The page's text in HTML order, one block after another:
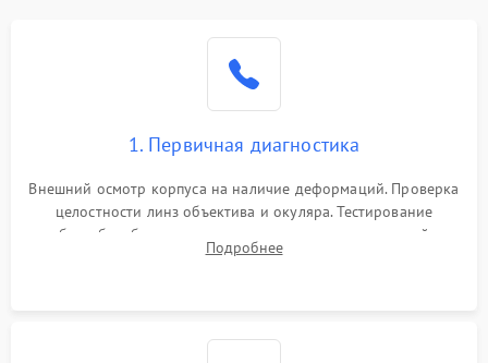
1. Первичная диагностика
Внешний осмотр корпуса на наличие деформаций. Проверка
целостности линз объектива и окуляра. Тестирование
работы барабанчиков ввода поправок, кольца отстройки
параллакса и зума. Выявление сколов, внутренних
Подробнее